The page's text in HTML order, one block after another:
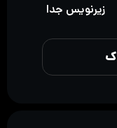
زیرنویس جدا